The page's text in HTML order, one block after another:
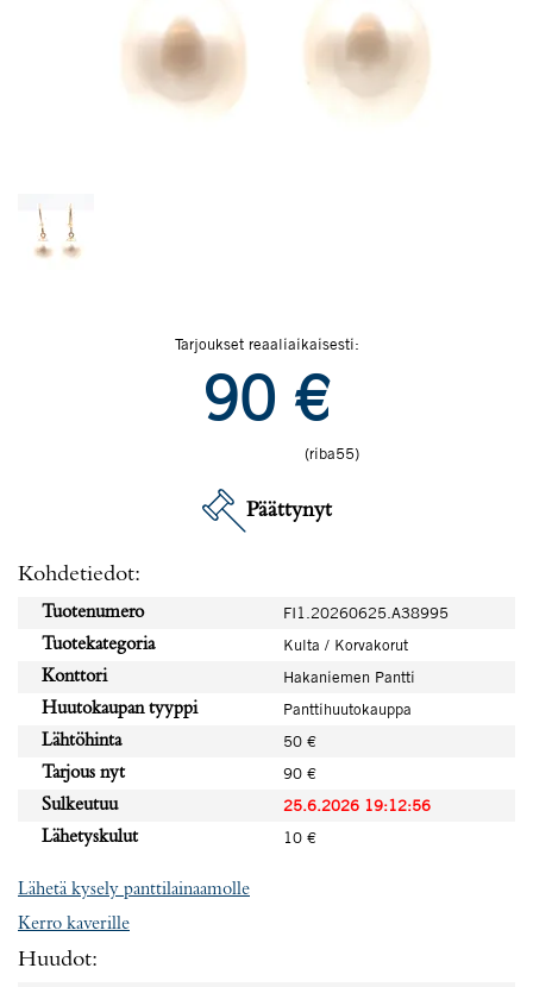
Tarjoukset reaaliaikaisesti:
90 €
(riba55)
Päättynyt
Kohdetiedot:
Tuotenumero
FI1.20260625.A38995
Tuotekategoria
Kulta / Korvakorut
Konttori
Hakaniemen Pantti
Huutokaupan tyyppi
Panttihuutokauppa
Lähtöhinta
50 €
Tarjous nyt
90 €
Sulkeutuu
25.6.2026 19:12:56
Lähetyskulut
10 €
Lähetä kysely panttilainaamolle
Kerro kaverille
Huudot: